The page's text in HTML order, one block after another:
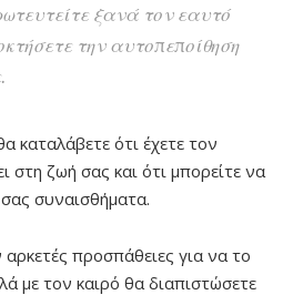
ξανά τον εαυτό
την αυτοπεποίθηση
καταλάβετε ότι έχετε τον
στη ζωή σας και ότι μπορείτε να
σας συναισθήματα.
προσπάθειες για να το
με τον καιρό θα διαπιστώσετε